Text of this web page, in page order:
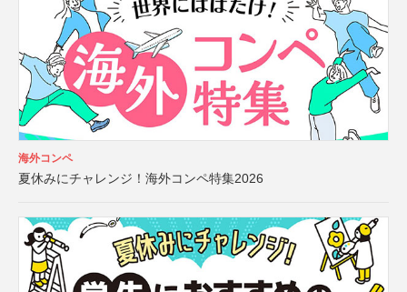
海外コンペ
夏休みにチャレンジ！海外コンペ特集2026